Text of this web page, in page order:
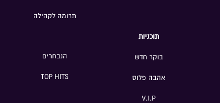
תרומה לקהילה
תוכניות
בוקר חדש
אהבה פלוס
V.I.P
הנבחרים
TOP HITS